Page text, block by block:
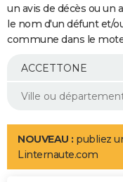
Impôts
Immobilier
Risques naturels par ville
Banque
Assurance
Crédit
AUTO
Essais
Réserver un essai
Citadines
Berlines
SUV
Forum auto
+
Mobiles
Meilleur smartphone
Internet
Ordinateurs
Jeux vidéo
Guide high-tech
Aménagement intérieur
LIFESTYLE
Art de vivre
Bien-être
Loisirs
Mode
Modes de vie
un avis de décès ou un
le nom d'un défunt et/
commune dans le
NOUVEAU : publiez
Linternaute.com